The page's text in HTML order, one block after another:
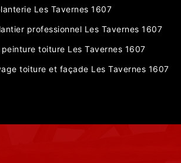
Les Tavernes 1607
professionnel Les Tavernes 1607
toiture Les Tavernes 1607
toiture et façade Les Tavernes 1607